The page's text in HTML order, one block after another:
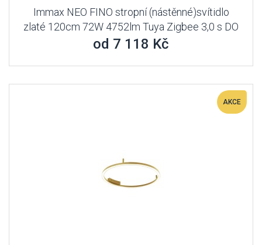
Immax NEO FINO stropní (nástěnné)svítidlo
zlaté 120cm 72W 4752lm Tuya Zigbee 3,0 s DO
od 7 118 Kč
AKCE